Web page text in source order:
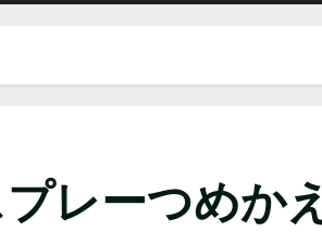
レーつめかえ